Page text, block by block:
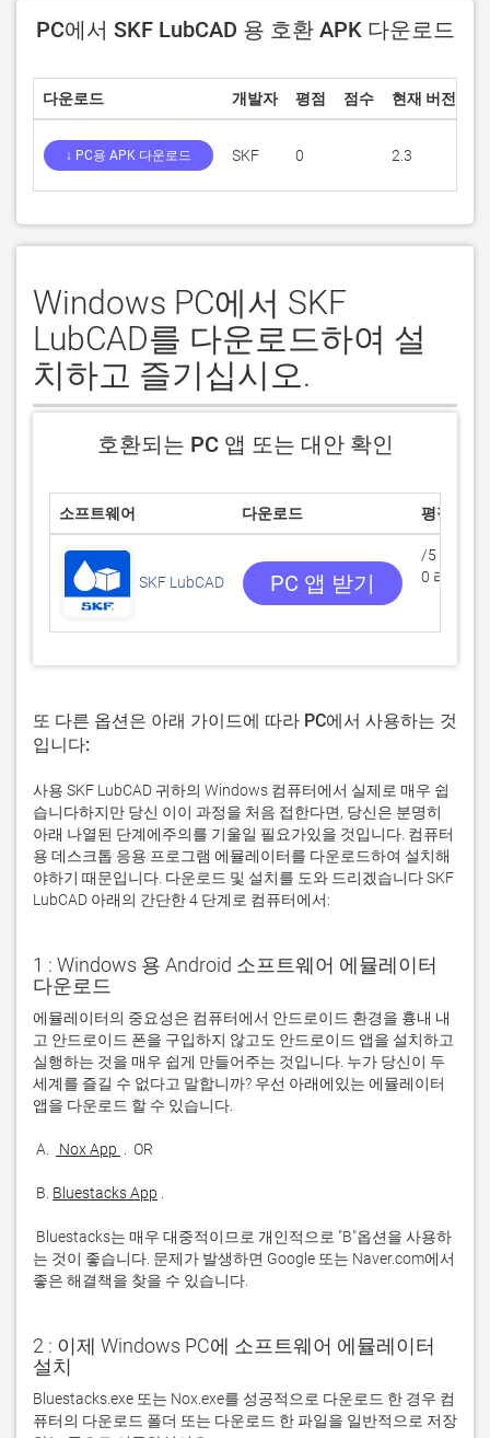
PC에서 SKF LubCAD 용 호환 APK 다운로드
다운로드 개발자 평점 점수 현재 버전
↓ PC용 APK 다운로드 SKF 0 2.3
Windows PC에서 SKF
LubCAD를 다운로드하여 설
치하고 즐기십시오.
호환되는 PC 앱 또는 대안 확인
소프트웨어 다운로드 평점
SKF LubCAD PC 앱 받기
/5
0 리뷰
또 다른 옵션은 아래 가이드에 따라 PC에서 사용하는 것
입니다:
사용 SKF LubCAD 귀하의 Windows 컴퓨터에서 실제로 매우 쉽
습니다하지만 당신 이이 과정을 처음 접한다면, 당신은 분명히
아래 나열된 단계에주의를 기울일 필요가있을 것입니다. 컴퓨터
용 데스크톱 응용 프로그램 에뮬레이터를 다운로드하여 설치해
야하기 때문입니다. 다운로드 및 설치를 도와 드리겠습니다 SKF
LubCAD 아래의 간단한 4 단계로 컴퓨터에서:
1 : Windows 용 Android 소프트웨어 에뮬레이터
다운로드
에뮬레이터의 중요성은 컴퓨터에서 안드로이드 환경을 흉내 내
고 안드로이드 폰을 구입하지 않고도 안드로이드 앱을 설치하고
실행하는 것을 매우 쉽게 만들어주는 것입니다. 누가 당신이 두
세계를 즐길 수 없다고 말합니까? 우선 아래에있는 에뮬레이터
A. Nox App
B. Bluestacks App
는 것이 좋습니다. 문제가 발생하면 Google 또는 Naver.com에서
좋은 해결책을 찾을 수 있습니다.
2 : 이제 Windows PC에 소프트웨어 에뮬레이터
설치
Bluestacks.exe 또는 Nox.exe를 성공적으로 다운로드 한 경우 컴
퓨터의 다운로드 폴더 또는 다운로드 한 파일을 일반적으로 저장